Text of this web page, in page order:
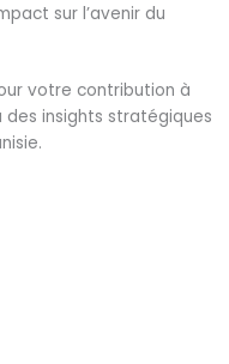
sur l’avenir du
votre contribution à
insights stratégiques